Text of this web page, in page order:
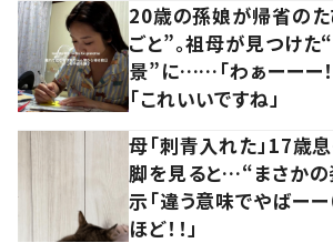
20歳の孫娘が帰省の
ごと”。祖母が見つけた
景”に……「わぁーーー！
「これいいですね」
母「刺青入れた」17歳息
脚を見ると…“まさか
示「違う意味でやばーー
ほど！！」